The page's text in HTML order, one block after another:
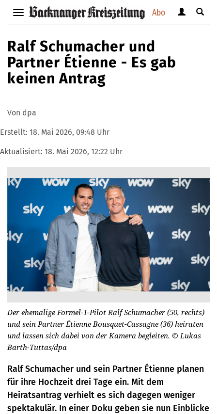
Abo
Navigation
anzeigen
bzw.
verbergen
anzeigen
Suche
Ralf Schumacher und
Partner Étienne - Es gab
keinen Antrag
Von dpa
Erstellt: 18. Mai 2026, 09:48 Uhr
Aktualisiert: 18. Mai 2026, 12:22 Uhr
Der ehemalige Formel-1-Pilot Ralf Schumacher (50, rechts)
und sein Partner Étienne Bousquet-Cassagne (36) heiraten
und lassen sich dabei von der Kamera begleiten. © Lukas
Barth-Tuttas/dpa
Ralf Schumacher und sein Partner Étienne planen
für ihre Hochzeit drei Tage ein. Mit dem
Heiratsantrag verhielt es sich dagegen weniger
spektakulär. In einer Doku geben sie nun Einblicke